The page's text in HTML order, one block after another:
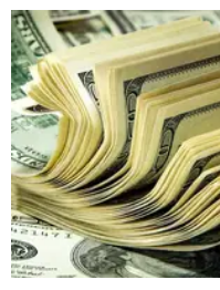
Economía y campo
Sociedad y tiempo
libre
El tiempo
Fúnebres